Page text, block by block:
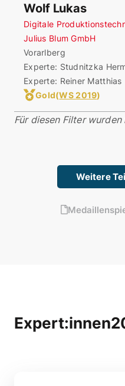
Wolf Lukas
Digitale
Julius Blum GmbH
Vorarlberg
Experte: Studnitzka
Experte: Reiner Matthias
Gold(WS 2019)
Für diesen Filter
Weitere
Expert:innen